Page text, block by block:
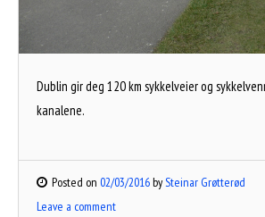
Dublin gir deg 120 km sykkelveier og
kanalene.
Posted on 02/03/2016bySteinar Grøtterød
Leave a comment